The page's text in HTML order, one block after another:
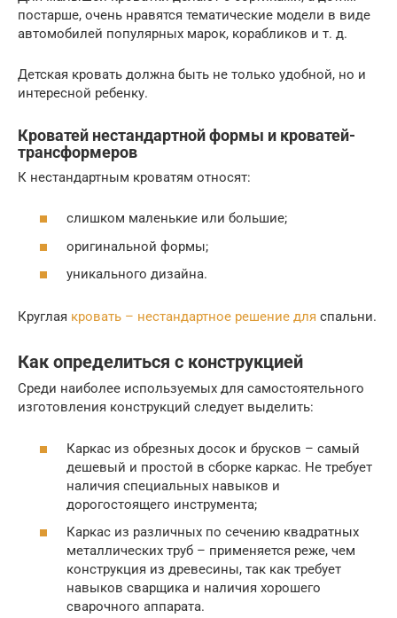
постарше, очень нравятся тематические модели в виде
автомобилей популярных марок, корабликов и т. д.
Детская кровать должна быть не только удобной, но и
интересной ребенку.
Кроватей нестандартной формы и кроватей-
трансформеров
К нестандартным кроватям относят:
слишком маленькие или большие;
оригинальной формы;
уникального дизайна.
Круглая кровать – нестандартное решение для спальни.
Как определиться с конструкцией
Среди наиболее используемых для самостоятельного
изготовления конструкций следует выделить:
Каркас из обрезных досок и брусков – самый
дешевый и простой в сборке каркас. Не требует
наличия специальных навыков и
дорогостоящего инструмента;
Каркас из различных по сечению квадратных
металлических труб – применяется реже, чем
конструкция из древесины, так как требует
навыков сварщика и наличия хорошего
сварочного аппарата.